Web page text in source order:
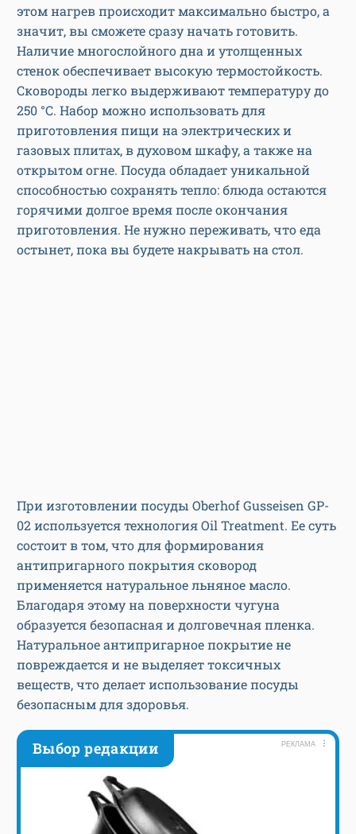
этом нагрев происходит максимально быстро, а
значит, вы сможете сразу начать готовить.
Наличие многослойного дна и утолщенных
стенок обеспечивает высокую термостойкость.
Сковороды легко выдерживают температуру до
250 °C. Набор можно использовать для
приготовления пищи на электрических и
газовых плитах, в духовом шкафу, а также на
открытом огне. Посуда обладает уникальной
способностью сохранять тепло: блюда остаются
горячими долгое время после окончания
приготовления. Не нужно переживать, что еда
остынет, пока вы будете накрывать на стол.
При изготовлении посуды Oberhof Gusseisen GP-
02 используется технология Oil Treatment. Ее суть
состоит в том, что для формирования
антипригарного покрытия сковород
применяется натуральное льняное масло.
Благодаря этому на поверхности чугуна
образуется безопасная и долговечная пленка.
Натуральное антипригарное покрытие не
повреждается и не выделяет токсичных
веществ, что делает использование посуды
безопасным для здоровья.
Выбор редакции РЕКЛАМА